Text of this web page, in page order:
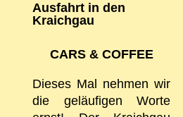
Ausfahrt in den
Kraichgau
CARS & COFFEE
Dieses Mal nehmen wir
die geläufigen Worte